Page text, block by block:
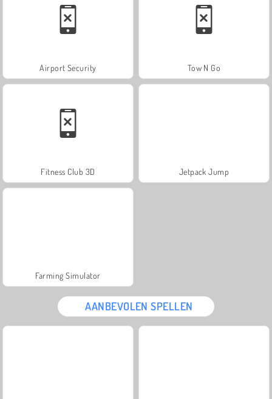
Airport Security Tow N Go
Fitness Club 3D Jetpack Jump
Farming Simulator
AANBEVOLEN SPELLEN